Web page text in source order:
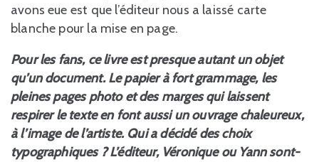
avons eue est que l’éditeur nous a laissé carte
blanche pour la mise en page.
Pour les fans, ce livre est presque autant un objet
qu’un document. Le papier à fort grammage, les
pleines pages photo et des marges qui laissent
respirer le texte en font aussi un ouvrage chaleureux,
à l’image de l’artiste. Qui a décidé des choix
typographiques ? L’éditeur, Véronique ou Yann sont-